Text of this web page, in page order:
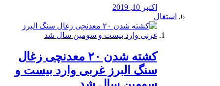
اکتبر 10, 2019
اشتغال
کشته شدن ۲۰ معدنچی زغال
سنگ البرز غربی وارد بیست و